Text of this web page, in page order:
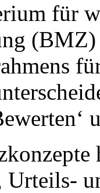
für
Urteils-